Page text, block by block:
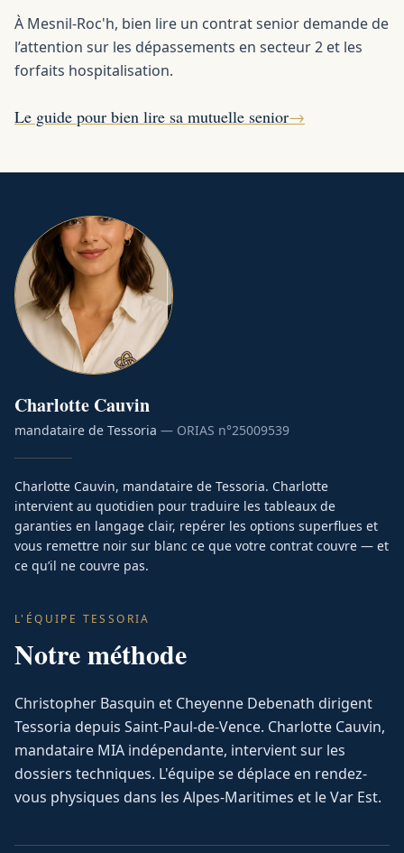
À Mesnil-Roc'h, bien lire un contrat senior demande de
l’attention sur les dépassements en secteur 2 et les
forfaits hospitalisation.
Le guide pour bien lire sa mutuelle senior→
Charlotte Cauvin
mandataire de Tessoria — ORIAS n°25009539
Charlotte Cauvin, mandataire de Tessoria. Charlotte
intervient au quotidien pour traduire les tableaux de
garanties en langage clair, repérer les options superflues et
vous remettre noir sur blanc ce que votre contrat couvre — et
ce qu’il ne couvre pas.
L'ÉQUIPE TESSORIA
Notre méthode
Christopher Basquin et Cheyenne Debenath dirigent
Tessoria depuis Saint-Paul-de-Vence. Charlotte Cauvin,
mandataire MIA indépendante, intervient sur les
dossiers techniques. L'équipe se déplace en rendez-
vous physiques dans les Alpes-Maritimes et le Var Est.